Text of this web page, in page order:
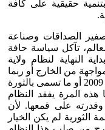
حقيقية على كافة
الصداقات وصناعة
تآكل سياسة حافة
النهاية لنظام ولاية
من الخارج أو ربما
يعاد سيناريو الاحتجاجات الشعبية في عام 2009 أو ما تسمى بالثورة
البازار في 2011، وربما هذه المرة يفقد النظام
على قمعها. لأن
الثورية لم يكن الخيار